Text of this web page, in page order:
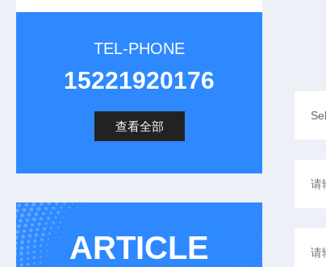
TEL-PHONE
15221920176
查看全部
ARTICLE